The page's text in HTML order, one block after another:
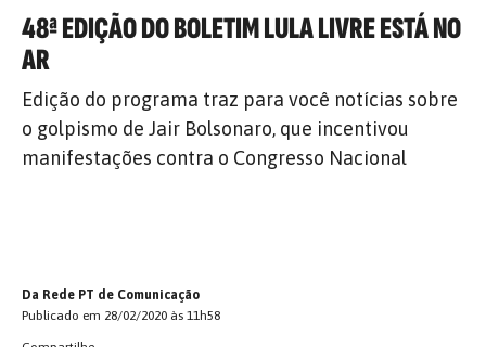
48ª EDIÇÃO DO BOLETIM LULA LIVRE ESTÁ NO
AR
Edição do programa traz para você notícias sobre
o golpismo de Jair Bolsonaro, que incentivou
manifestações contra o Congresso Nacional
Da Rede PT de Comunicação
Publicado em 28/02/2020 às 11h58